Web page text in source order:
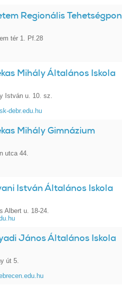
Regionális
tér 1. Pf.28
Mihály Általános Iskola
István u. 10. sz.
debr.edu.hu
Mihály Gimnázium
utca 44.
István Általános Iskola
Albert u. 18-24.
János Általános Iskola
út 5.